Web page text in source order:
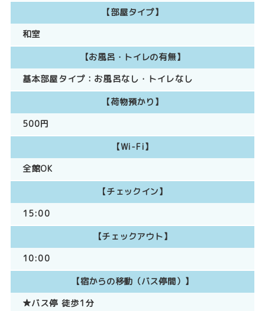
【部屋タイプ】
和室
【お風呂・トイレの有無】
基本部屋タイプ： お風呂なし
トイレなし
【荷物預かり】
500円
【Wi-Fi】
全館OK
【チェックイン】
15:00
【チェックアウト】
10:00
【宿からの移動（バス停間）】
★バス停 徒歩1分